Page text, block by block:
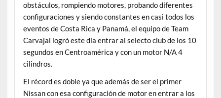
obstáculos, rompiendo motores, probando diferentes
configuraciones y siendo constantes en casi todos los
eventos de Costa Rica y Panamá, el equipo de Team
Carvajal logró este día entrar al selecto club de los 10
segundos en Centroamérica y con un motor N/A 4
cilindros.
El récord es doble ya que además de ser el primer
Nissan con esa configuración de motor en entrar a los